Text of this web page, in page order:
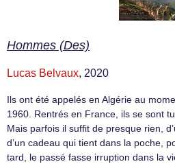
Hommes (Des)
Lucas Belvaux, 2020
Ils ont été appelés en Algérie au
1960. Rentrés en France, ils se sont
Mais parfois il suffit de presque rien,
d’un cadeau qui tient dans la poche,
tard, le passé fasse irruption dans la